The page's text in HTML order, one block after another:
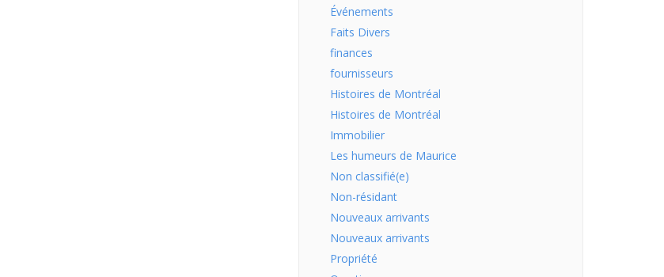
Événements
Faits Divers
finances
fournisseurs
Histoires de Montréal
Histoires de Montréal
Immobilier
Les humeurs de Maurice
Non classifié(e)
Non-résidant
Nouveaux arrivants
Nouveaux arrivants
Propriété